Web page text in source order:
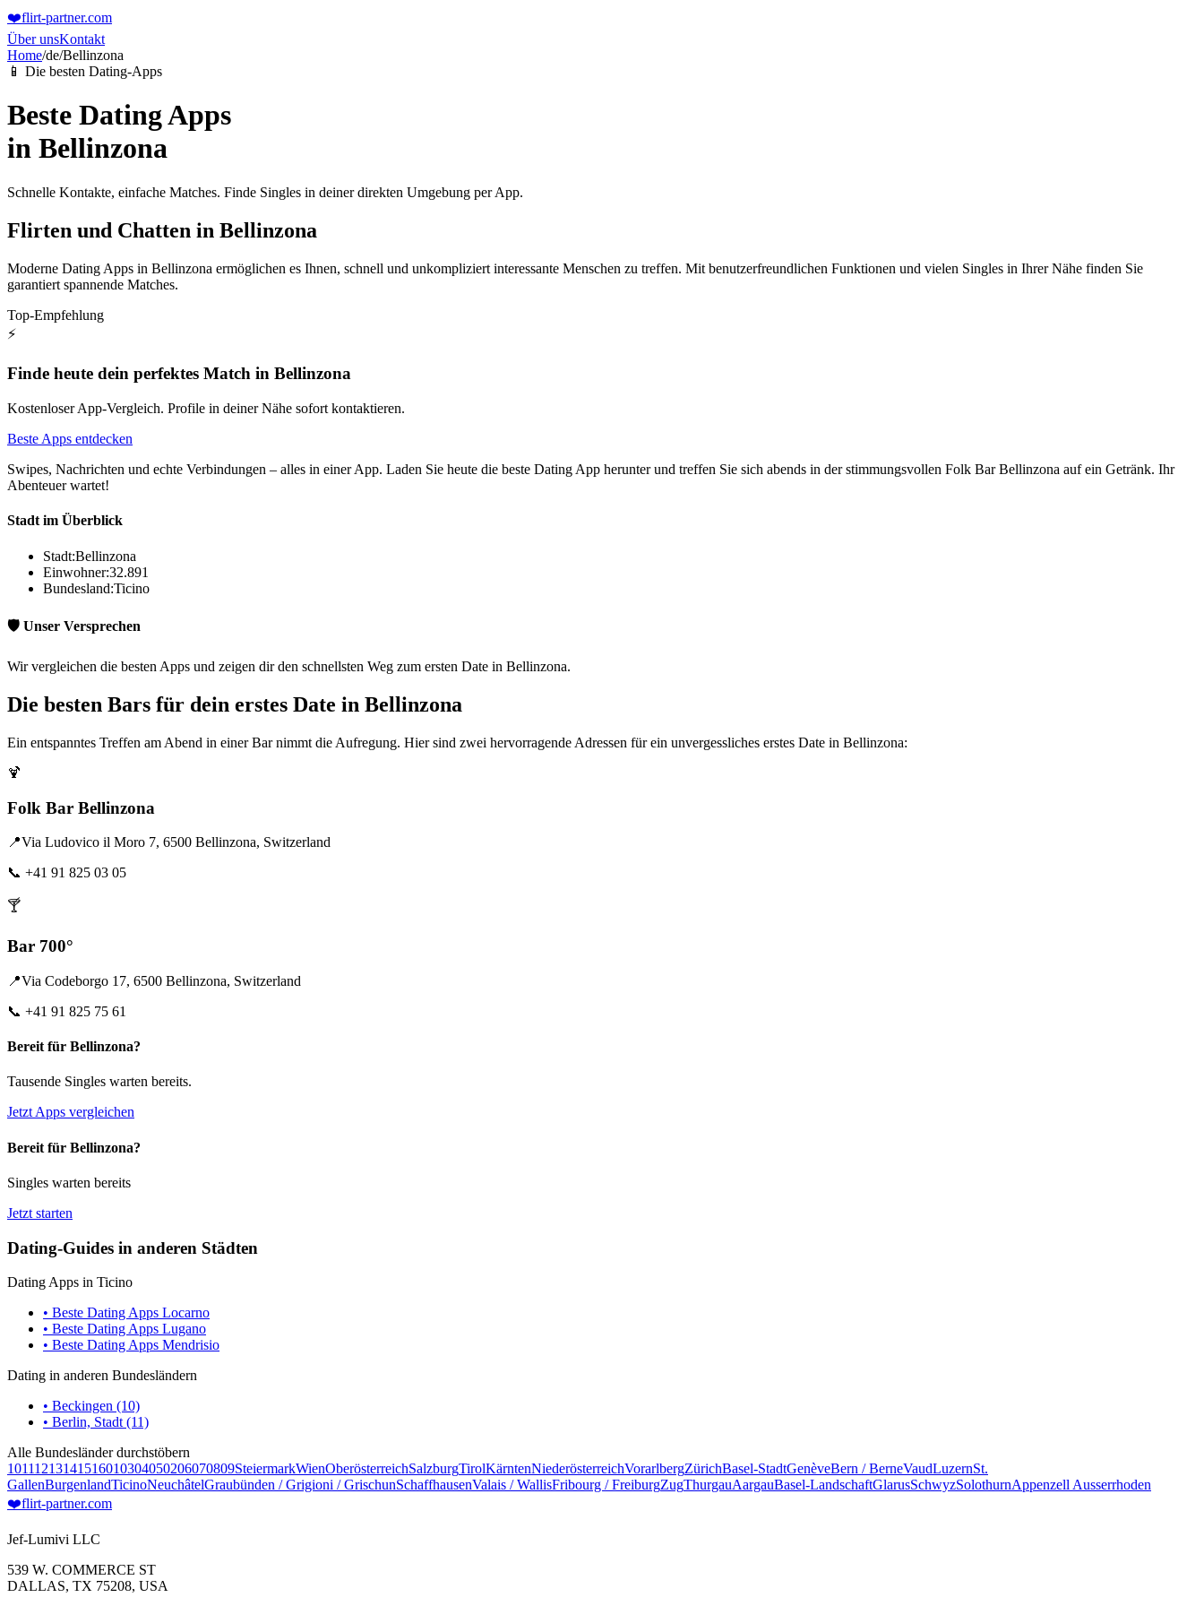
❤️flirt-partner.com
Über unsKontakt
Home/de/Bellinzona
📱 Die besten Dating-Apps
Beste Dating Apps
in Bellinzona
Schnelle Kontakte, einfache Matches. Finde Singles in deiner direkten Umgebung per App.
Flirten und Chatten in Bellinzona
Moderne Dating Apps in Bellinzona ermöglichen es Ihnen, schnell und unkompliziert interessante Menschen zu treffen. Mit benutzerfreundlichen Funktionen und vielen Singles in Ihrer Nähe finden Sie
garantiert spannende Matches.
Top-Empfehlung
⚡
Finde heute dein perfektes Match in Bellinzona
Kostenloser App-Vergleich. Profile in deiner Nähe sofort kontaktieren.
Beste Apps entdecken
Swipes, Nachrichten und echte Verbindungen – alles in einer App. Laden Sie heute die beste Dating App herunter und treffen Sie sich abends in der stimmungsvollen Folk Bar Bellinzona auf ein Getränk. Ihr
Abenteuer wartet!
Stadt im Überblick
Stadt:Bellinzona
Einwohner:32.891
Bundesland:Ticino
🛡️ Unser Versprechen
Wir vergleichen die besten Apps und zeigen dir den schnellsten Weg zum ersten Date in Bellinzona.
Die besten Bars für dein erstes Date in Bellinzona
Ein entspanntes Treffen am Abend in einer Bar nimmt die Aufregung. Hier sind zwei hervorragende Adressen für ein unvergessliches erstes Date in Bellinzona:
🍹
Folk Bar Bellinzona
📍Via Ludovico il Moro 7, 6500 Bellinzona, Switzerland
📞 +41 91 825 03 05
🍸
Bar 700°
📍Via Codeborgo 17, 6500 Bellinzona, Switzerland
📞 +41 91 825 75 61
Bereit für Bellinzona?
Tausende Singles warten bereits.
Jetzt Apps vergleichen
Bereit für Bellinzona?
Singles warten bereits
Jetzt starten
Dating-Guides in anderen Städten
Dating Apps in Ticino
• Beste Dating Apps Locarno
• Beste Dating Apps Lugano
• Beste Dating Apps Mendrisio
Dating in anderen Bundesländern
• Beckingen (10)
• Berlin, Stadt (11)
Alle Bundesländer durchstöbern
10111213141516010304050206070809SteiermarkWienOberösterreichSalzburgTirolKärntenNiederösterreichVorarlbergZürichBasel-StadtGenèveBern / BerneVaudLuzernSt.
GallenBurgenlandTicinoNeuchâtelGraubünden / Grigioni / GrischunSchaffhausenValais / WallisFribourg / FreiburgZugThurgauAargauBasel-LandschaftGlarusSchwyzSolothurnAppenzell Ausserrhoden
❤️flirt-partner.com
Jef-Lumivi LLC
539 W. COMMERCE ST
DALLAS, TX 75208, USA